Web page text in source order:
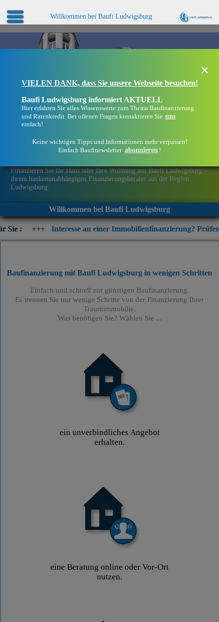
Willkommen bei Baufi Ludwigsburg
Finanzieren Sie Ihr Haus oder Ihre Wohnung mit Baufi Ludwigsburg –
ihrem bankenunabhängigen Finanzierungsberater aus der Region
Ludwigsburg.
Willkommen bei Baufi Ludwigsburg
Interesse an einer Immobilienfinanzierung? Prüfen Sie jetzt
×
VIELEN DANK, dass Sie unsere Webseite besuchen!
Baufi Ludwigsburg informiert AKTUELL
Hier erfahren Sie alles Wissenswerte zum Thema Baufinanzierung
und Ratenkredit. Bei offenen Fragen kontaktieren Sie uns
einfach!
Keine wichtigen Tipps und Informationen mehr verpassen!
Einfach Baufinewsletter abonnieren !
Baufinanzierung mit Baufi Ludwigsburg in wenigen Schritten
Einfach und schnell zur günstigen Baufinanzierung.
Es trennen Sie nur wenige Schritte von der Finanzierung Ihrer
Traumimmobilie.
Was benötigen Sie? Wählen Sie ...
ein unverbindliches Angebot
erhalten.
eine Beratung online oder Vor-Ort
nutzen.